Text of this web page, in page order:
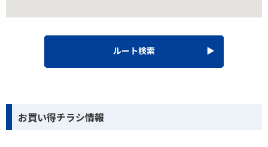
ルート検索
お買い得チラシ情報